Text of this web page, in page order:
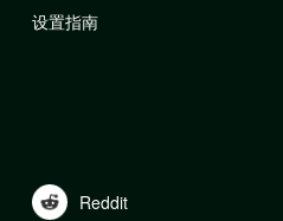
设置指南
Reddit